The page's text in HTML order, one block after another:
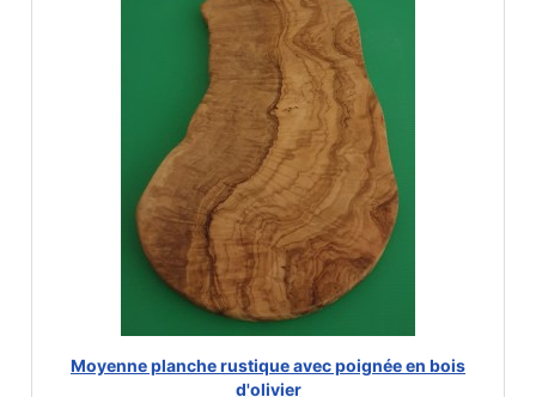
Moyenne planche rustique avec poignée en bois
d'olivier